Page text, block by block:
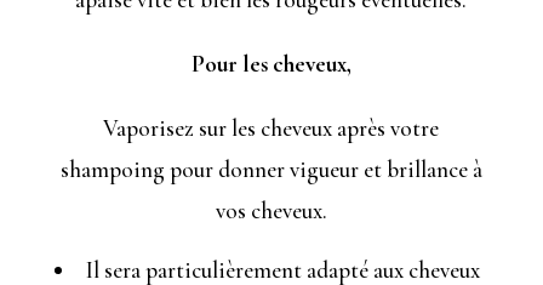
Pour les cheveux,
Vaporisez sur les cheveux après votre
shampoing pour donner vigueur et brillance à
vos cheveux.
Il sera particulièrement adapté aux cheveux